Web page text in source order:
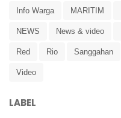
Info Warga MARITIM
NEWS News & video
Red Rio Sanggahan
Video
LABEL